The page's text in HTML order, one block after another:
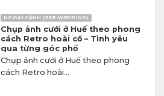
NGOẠI CẢNH (PRE-WEDDING)
Chụp ảnh cưới ở Huế theo phong
cách Retro hoài cổ – Tình yêu
qua từng góc phố
Chụp ảnh cưới ở Huế theo phong
cách Retro hoài...